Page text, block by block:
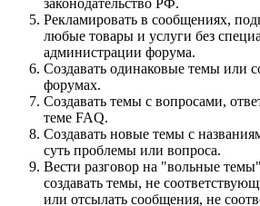
законодательство РФ.
Рекламировать в сообщениях,
любые товары и услуги без
администрации форума.
Создавать одинаковые темы или
форумах.
Создавать темы с вопросами,
теме FAQ.
Создавать новые темы с
суть проблемы или вопроса.
Вести разговор на "вольные
создавать темы, не
или отсылать сообщения, не